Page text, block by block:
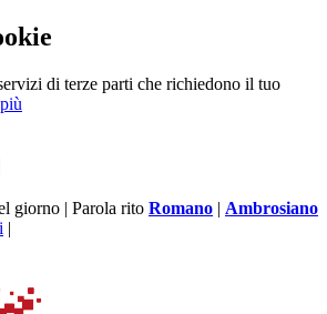
di terze parti che richiedono il tuo
giorno | Parola rito Romano | Ambrosiano
|